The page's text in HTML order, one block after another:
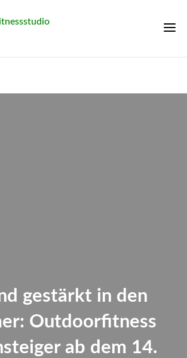
gestärkt in den
Outdoorfitness
ab dem 14.